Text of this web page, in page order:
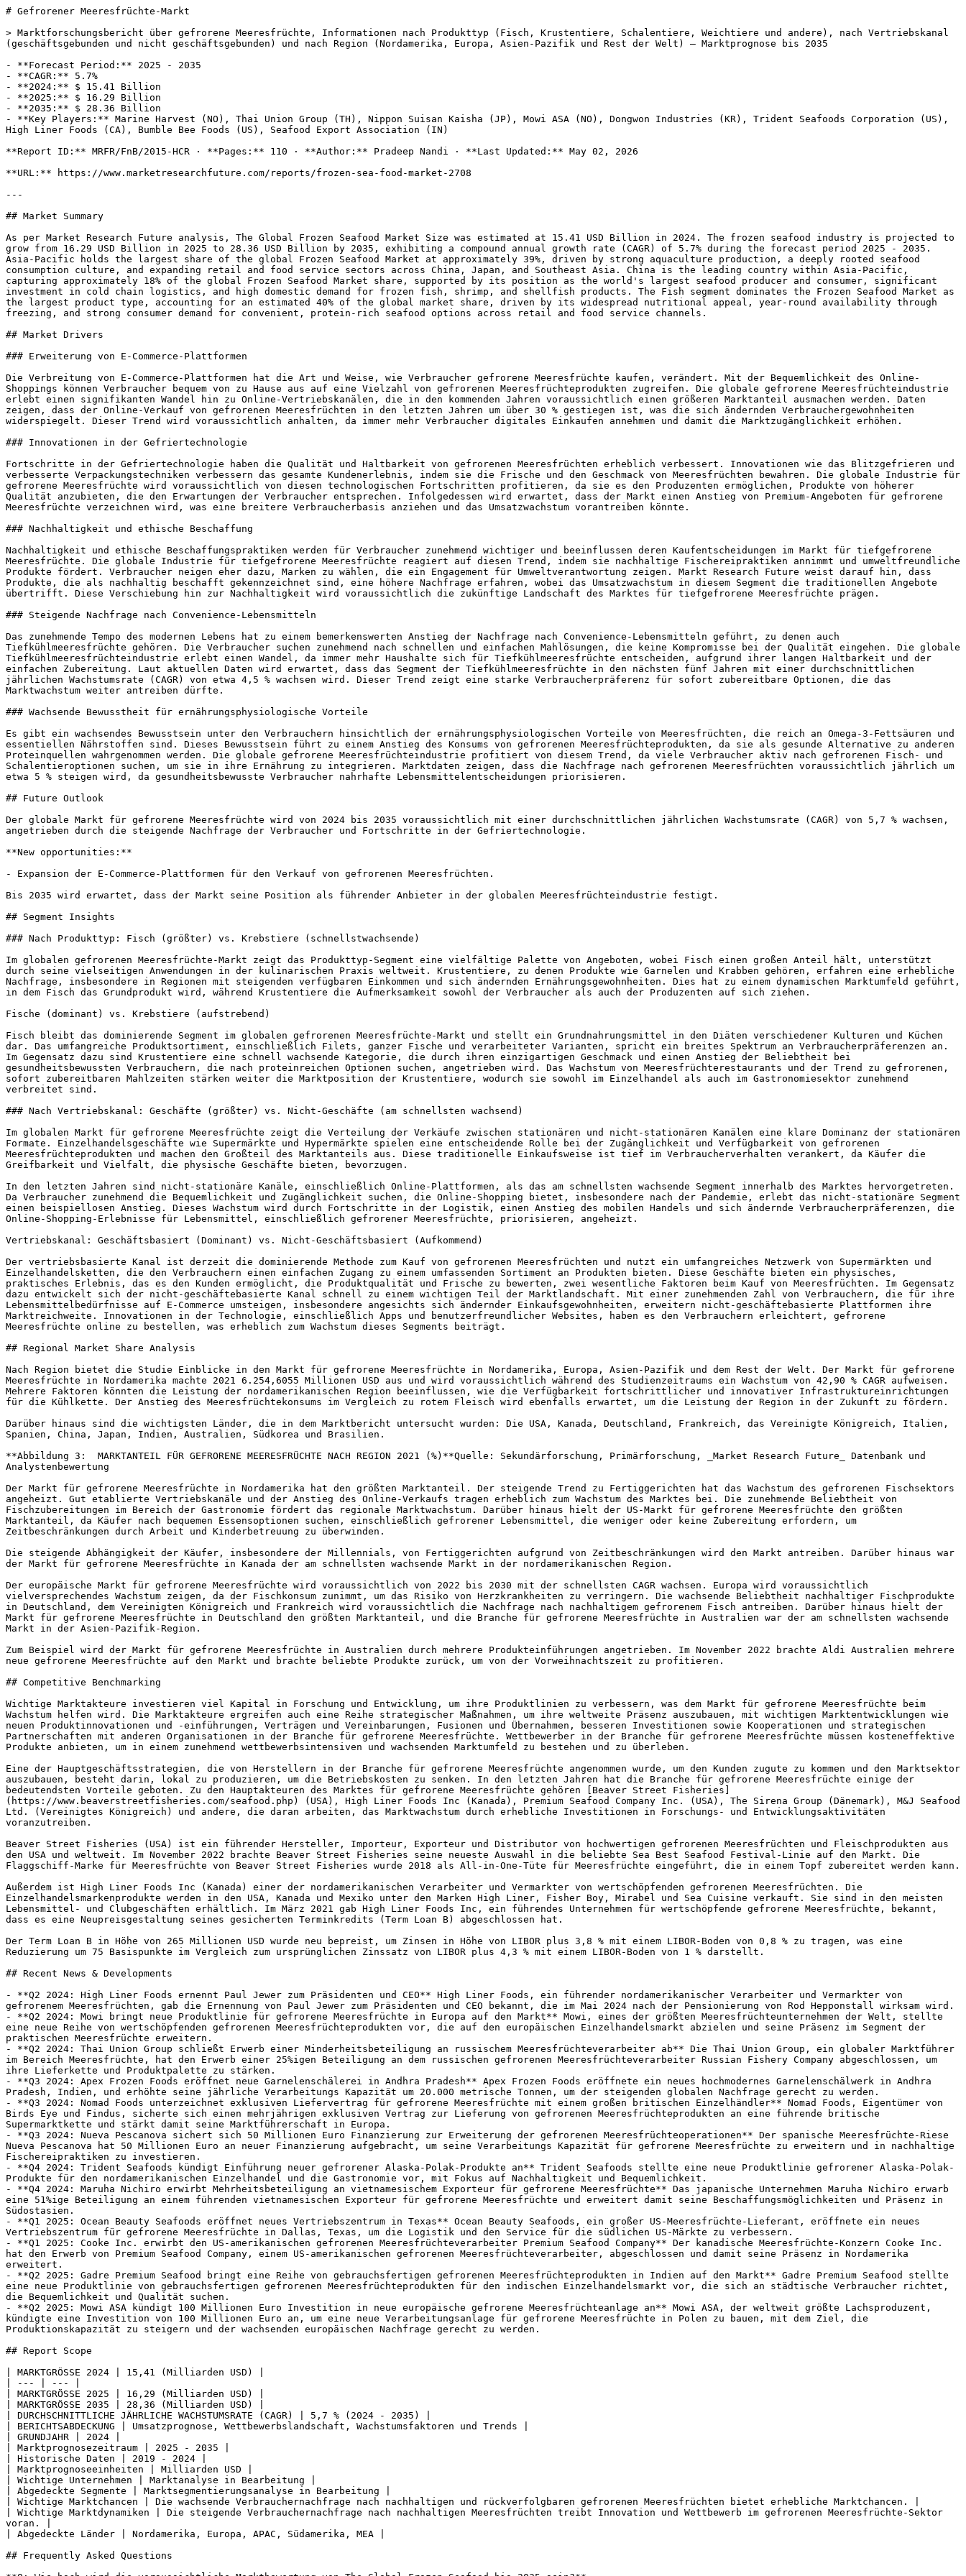
# Gefrorener Meeresfrüchte-Markt

> Marktforschungsbericht über gefrorene Meeresfrüchte, Informationen nach Produkttyp (Fisch, Krustentiere, Schalentiere, Weichtiere und andere), nach Vertriebskanal (geschäftsgebunden und nicht geschäftsgebunden) und nach Region (Nordamerika, Europa, Asien-Pazifik und Rest der Welt) – Marktprognose bis 2035

- **Forecast Period:** 2025 - 2035
- **CAGR:** 5.7%
- **2024:** $ 15.41 Billion
- **2025:** $ 16.29 Billion
- **2035:** $ 28.36 Billion
- **Key Players:** Marine Harvest (NO), Thai Union Group (TH), Nippon Suisan Kaisha (JP), Mowi ASA (NO), Dongwon Industries (KR), Trident Seafoods Corporation (US), High Liner Foods (CA), Bumble Bee Foods (US), Seafood Export Association (IN)

**Report ID:** MRFR/FnB/2015-HCR · **Pages:** 110 · **Author:** Pradeep Nandi · **Last Updated:** May 02, 2026

**URL:** https://www.marketresearchfuture.com/reports/frozen-sea-food-market-2708

---

## Market Summary

As per Market Research Future analysis, The Global Frozen Seafood Market Size was estimated at 15.41 USD Billion in 2024. The frozen seafood industry is projected to grow from 16.29 USD Billion in 2025 to 28.36 USD Billion by 2035, exhibiting a compound annual growth rate (CAGR) of 5.7% during the forecast period 2025 - 2035. Asia-Pacific holds the largest share of the global Frozen Seafood Market at approximately 39%, driven by strong aquaculture production, a deeply rooted seafood consumption culture, and expanding retail and food service sectors across China, Japan, and Southeast Asia. China is the leading country within Asia-Pacific, capturing approximately 18% of the global Frozen Seafood Market share, supported by its position as the world's largest seafood producer and consumer, significant investment in cold chain logistics, and high domestic demand for frozen fish, shrimp, and shellfish products. The Fish segment dominates the Frozen Seafood Market as the largest product type, accounting for an estimated 40% of the global market share, driven by its widespread nutritional appeal, year-round availability through freezing, and strong consumer demand for convenient, protein-rich seafood options across retail and food service channels.

## Market Drivers

### Erweiterung von E-Commerce-Plattformen

Die Verbreitung von E-Commerce-Plattformen hat die Art und Weise, wie Verbraucher gefrorene Meeresfrüchte kaufen, verändert. Mit der Bequemlichkeit des Online-Shoppings können Verbraucher bequem von zu Hause aus auf eine Vielzahl von gefrorenen Meeresfrüchteprodukten zugreifen. Die globale gefrorene Meeresfrüchteindustrie erlebt einen signifikanten Wandel hin zu Online-Vertriebskanälen, die in den kommenden Jahren voraussichtlich einen größeren Marktanteil ausmachen werden. Daten zeigen, dass der Online-Verkauf von gefrorenen Meeresfrüchten in den letzten Jahren um über 30 % gestiegen ist, was die sich ändernden Verbrauchergewohnheiten widerspiegelt. Dieser Trend wird voraussichtlich anhalten, da immer mehr Verbraucher digitales Einkaufen annehmen und damit die Marktzugänglichkeit erhöhen.

### Innovationen in der Gefriertechnologie

Fortschritte in der Gefriertechnologie haben die Qualität und Haltbarkeit von gefrorenen Meeresfrüchten erheblich verbessert. Innovationen wie das Blitzgefrieren und verbesserte Verpackungstechniken verbessern das gesamte Kundenerlebnis, indem sie die Frische und den Geschmack von Meeresfrüchten bewahren. Die globale Industrie für gefrorene Meeresfrüchte wird voraussichtlich von diesen technologischen Fortschritten profitieren, da sie es den Produzenten ermöglichen, Produkte von höherer Qualität anzubieten, die den Erwartungen der Verbraucher entsprechen. Infolgedessen wird erwartet, dass der Markt einen Anstieg von Premium-Angeboten für gefrorene Meeresfrüchte verzeichnen wird, was eine breitere Verbraucherbasis anziehen und das Umsatzwachstum vorantreiben könnte.

### Nachhaltigkeit und ethische Beschaffung

Nachhaltigkeit und ethische Beschaffungspraktiken werden für Verbraucher zunehmend wichtiger und beeinflussen deren Kaufentscheidungen im Markt für tiefgefrorene Meeresfrüchte. Die globale Industrie für tiefgefrorene Meeresfrüchte reagiert auf diesen Trend, indem sie nachhaltige Fischereipraktiken annimmt und umweltfreundliche Produkte fördert. Verbraucher neigen eher dazu, Marken zu wählen, die ein Engagement für Umweltverantwortung zeigen. Markt Research Future weist darauf hin, dass Produkte, die als nachhaltig beschafft gekennzeichnet sind, eine höhere Nachfrage erfahren, wobei das Umsatzwachstum in diesem Segment die traditionellen Angebote übertrifft. Diese Verschiebung hin zur Nachhaltigkeit wird voraussichtlich die zukünftige Landschaft des Marktes für tiefgefrorene Meeresfrüchte prägen.

### Steigende Nachfrage nach Convenience-Lebensmitteln

Das zunehmende Tempo des modernen Lebens hat zu einem bemerkenswerten Anstieg der Nachfrage nach Convenience-Lebensmitteln geführt, zu denen auch Tiefkühlmeeresfrüchte gehören. Die Verbraucher suchen zunehmend nach schnellen und einfachen Mahlösungen, die keine Kompromisse bei der Qualität eingehen. Die globale Tiefkühlmeeresfrüchteindustrie erlebt einen Wandel, da immer mehr Haushalte sich für Tiefkühlmeeresfrüchte entscheiden, aufgrund ihrer langen Haltbarkeit und der einfachen Zubereitung. Laut aktuellen Daten wird erwartet, dass das Segment der Tiefkühlmeeresfrüchte in den nächsten fünf Jahren mit einer durchschnittlichen jährlichen Wachstumsrate (CAGR) von etwa 4,5 % wachsen wird. Dieser Trend zeigt eine starke Verbraucherpräferenz für sofort zubereitbare Optionen, die das Marktwachstum weiter antreiben dürfte.

### Wachsende Bewusstheit für ernährungsphysiologische Vorteile

Es gibt ein wachsendes Bewusstsein unter den Verbrauchern hinsichtlich der ernährungsphysiologischen Vorteile von Meeresfrüchten, die reich an Omega-3-Fettsäuren und essentiellen Nährstoffen sind. Dieses Bewusstsein führt zu einem Anstieg des Konsums von gefrorenen Meeresfrüchteprodukten, da sie als gesunde Alternative zu anderen Proteinquellen wahrgenommen werden. Die globale gefrorene Meeresfrüchteindustrie profitiert von diesem Trend, da viele Verbraucher aktiv nach gefrorenen Fisch- und Schalentieroptionen suchen, um sie in ihre Ernährung zu integrieren. Marktdaten zeigen, dass die Nachfrage nach gefrorenen Meeresfrüchten voraussichtlich jährlich um etwa 5 % steigen wird, da gesundheitsbewusste Verbraucher nahrhafte Lebensmittelentscheidungen priorisieren.

## Future Outlook

Der globale Markt für gefrorene Meeresfrüchte wird von 2024 bis 2035 voraussichtlich mit einer durchschnittlichen jährlichen Wachstumsrate (CAGR) von 5,7 % wachsen, angetrieben durch die steigende Nachfrage der Verbraucher und Fortschritte in der Gefriertechnologie.

**New opportunities:**

- Expansion der E-Commerce-Plattformen für den Verkauf von gefrorenen Meeresfrüchten.

Bis 2035 wird erwartet, dass der Markt seine Position als führender Anbieter in der globalen Meeresfrüchteindustrie festigt.

## Segment Insights

### Nach Produkttyp: Fisch (größter) vs. Krebstiere (schnellstwachsende)

Im globalen gefrorenen Meeresfrüchte-Markt zeigt das Produkttyp-Segment eine vielfältige Palette von Angeboten, wobei Fisch einen großen Anteil hält, unterstützt durch seine vielseitigen Anwendungen in der kulinarischen Praxis weltweit. Krustentiere, zu denen Produkte wie Garnelen und Krabben gehören, erfahren eine erhebliche Nachfrage, insbesondere in Regionen mit steigenden verfügbaren Einkommen und sich ändernden Ernährungsgewohnheiten. Dies hat zu einem dynamischen Marktumfeld geführt, in dem Fisch das Grundprodukt wird, während Krustentiere die Aufmerksamkeit sowohl der Verbraucher als auch der Produzenten auf sich ziehen.

Fische (dominant) vs. Krebstiere (aufstrebend)

Fisch bleibt das dominierende Segment im globalen gefrorenen Meeresfrüchte-Markt und stellt ein Grundnahrungsmittel in den Diäten verschiedener Kulturen und Küchen dar. Das umfangreiche Produktsortiment, einschließlich Filets, ganzer Fische und verarbeiteter Varianten, spricht ein breites Spektrum an Verbraucherpräferenzen an. Im Gegensatz dazu sind Krustentiere eine schnell wachsende Kategorie, die durch ihren einzigartigen Geschmack und einen Anstieg der Beliebtheit bei gesundheitsbewussten Verbrauchern, die nach proteinreichen Optionen suchen, angetrieben wird. Das Wachstum von Meeresfrüchterestaurants und der Trend zu gefrorenen, sofort zubereitbaren Mahlzeiten stärken weiter die Marktposition der Krustentiere, wodurch sie sowohl im Einzelhandel als auch im Gastronomiesektor zunehmend verbreitet sind.

### Nach Vertriebskanal: Geschäfte (größter) vs. Nicht-Geschäfte (am schnellsten wachsend)

Im globalen Markt für gefrorene Meeresfrüchte zeigt die Verteilung der Verkäufe zwischen stationären und nicht-stationären Kanälen eine klare Dominanz der stationären Formate. Einzelhandelsgeschäfte wie Supermärkte und Hypermärkte spielen eine entscheidende Rolle bei der Zugänglichkeit und Verfügbarkeit von gefrorenen Meeresfrüchteprodukten und machen den Großteil des Marktanteils aus. Diese traditionelle Einkaufsweise ist tief im Verbraucherverhalten verankert, da Käufer die Greifbarkeit und Vielfalt, die physische Geschäfte bieten, bevorzugen.

In den letzten Jahren sind nicht-stationäre Kanäle, einschließlich Online-Plattformen, als das am schnellsten wachsende Segment innerhalb des Marktes hervorgetreten. Da Verbraucher zunehmend die Bequemlichkeit und Zugänglichkeit suchen, die Online-Shopping bietet, insbesondere nach der Pandemie, erlebt das nicht-stationäre Segment einen beispiellosen Anstieg. Dieses Wachstum wird durch Fortschritte in der Logistik, einen Anstieg des mobilen Handels und sich ändernde Verbraucherpräferenzen, die Online-Shopping-Erlebnisse für Lebensmittel, einschließlich gefrorener Meeresfrüchte, priorisieren, angeheizt.

Vertriebskanal: Geschäftsbasiert (Dominant) vs. Nicht-Geschäftsbasiert (Aufkommend)

Der vertriebsbasierte Kanal ist derzeit die dominierende Methode zum Ka